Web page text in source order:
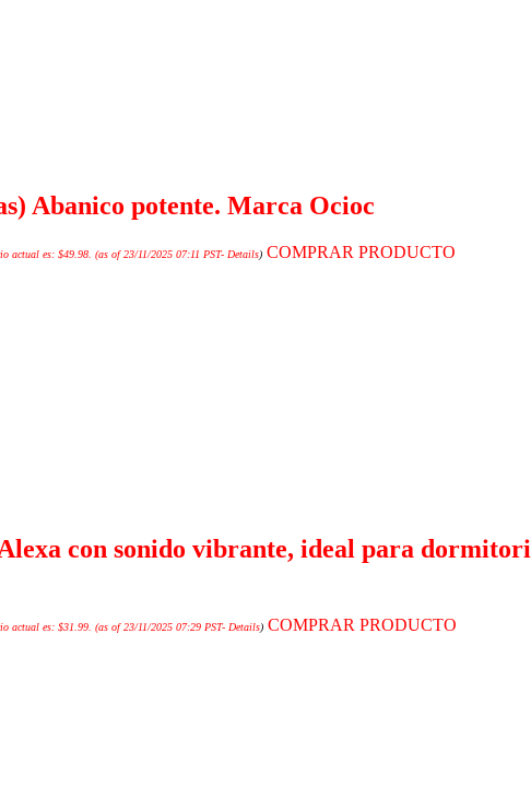
Abanico potente. Marca Ocioc
actual es: $49.98. (as of 23/11/2025 07:11 PST- Details) COMPRAR PRODUCTO
con sonido vibrante, ideal para
actual es: $31.99. (as of 23/11/2025 07:29 PST- Details) COMPRAR PRODUCTO